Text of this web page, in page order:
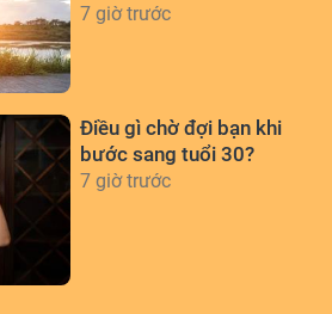
7 giờ trước
Điều gì chờ đợi bạn khi
bước sang tuổi 30?
7 giờ trước